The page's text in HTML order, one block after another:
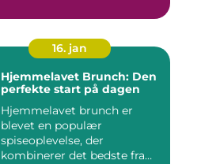
16. jan
Hjemmelavet Brunch: Den
perfekte start på dagen
Hjemmelavet brunch er
blevet en populær
spiseoplevelse, der
kombinerer det bedste fra